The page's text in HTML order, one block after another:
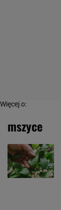
Więcej o:
mszyce